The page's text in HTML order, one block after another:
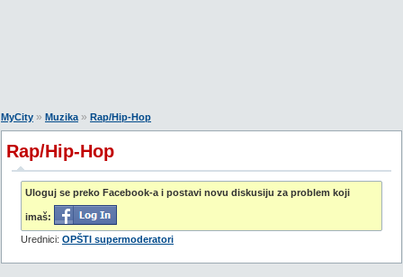
MyCity » Muzika» Rap/Hip-Hop
Rap/Hip-Hop
Uloguj se preko Facebook-a i postavi novu diskusiju za problem koji
imaš:
Urednici: OPŠTI supermoderatori